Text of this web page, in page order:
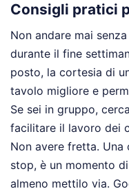
Consigli pratici
Non andare mai
durante il fine
posto, la cortesia di
tavolo migliore e
Se sei in gruppo,
facilitare il lavoro dei
Non avere fretta.
stop, è un momento
almeno mettilo via.